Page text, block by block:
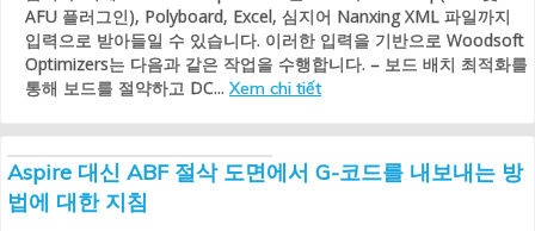
AFU 플러그인), Polyboard, Excel, 심지어 Nanxing XML 파일까지
입력으로 받아들일 수 있습니다. 이러한 입력을 기반으로 Woodsoft
Optimizers는 다음과 같은 작업을 수행합니다. – 보드 배치 최적화를
통해 보드를 절약하고 DC... Xem chi tiết
Aspire 대신 ABF 절삭 도면에서 G-코드를 내보내는 방
법에 대한 지침